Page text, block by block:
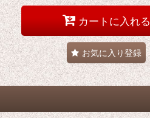
カートに入れる
お気に入り登録